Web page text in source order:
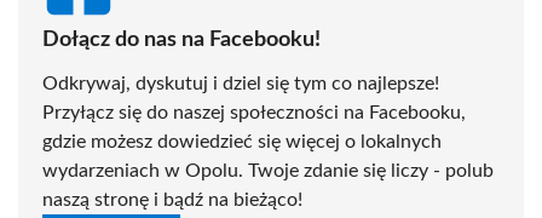
Dołącz do nas na Facebooku!
Odkrywaj, dyskutuj i dziel się tym co najlepsze!
Przyłącz się do naszej społeczności na Facebooku,
gdzie możesz dowiedzieć się więcej o lokalnych
wydarzeniach w Opolu. Twoje zdanie się liczy - polub
naszą stronę i bądź na bieżąco!